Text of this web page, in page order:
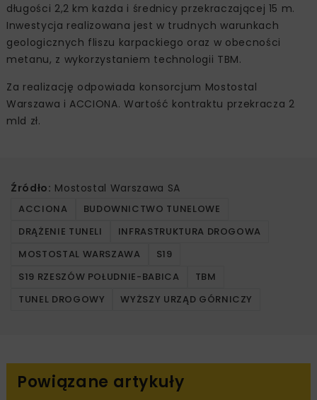
długości 2,2 km każda i średnicy przekraczającej 15 m.
Inwestycja realizowana jest w trudnych warunkach
geologicznych fliszu karpackiego oraz w obecności
metanu, z wykorzystaniem technologii TBM.
Za realizację odpowiada konsorcjum Mostostal
Warszawa i ACCIONA. Wartość kontraktu przekracza 2
mld zł.
Źródło: Mostostal Warszawa SA
ACCIONA
BUDOWNICTWO TUNELOWE
DRĄŻENIE TUNELI
INFRASTRUKTURA DROGOWA
MOSTOSTAL WARSZAWA
S19
S19 RZESZÓW POŁUDNIE-BABICA
TBM
TUNEL DROGOWY
WYŻSZY URZĄD GÓRNICZY
Powiązane artykuły